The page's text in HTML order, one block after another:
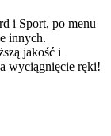
i Sport, po menu
innych.
jakość i
wyciągnięcie ręki!